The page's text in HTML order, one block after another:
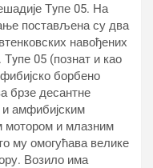
Тyпе 05. На
постављена су два
навођених
05 (познат и као
борбено
брзе десантне
амфибијским
мотором и млазним
му омогућава велике
Возило има